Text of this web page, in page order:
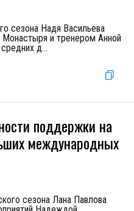
сезона Надя Васильева
Монастыря и тренером Анной
д...
поддержки на
международных
сезона Лана Павлова